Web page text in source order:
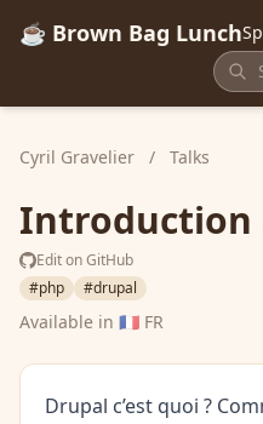
☕ Brown Bag Lunch
Cyril Gravelier / Talks
Introduction
Edit on GitHub
#php
#drupal
Available in 🇫🇷 FR
Drupal c’est quoi ?